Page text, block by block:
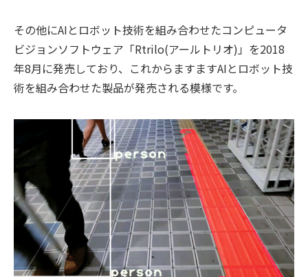
その他にAIとロボット技術を組み合わせたコンピュータ
ビジョンソフトウェア「Rtrilo(アールトリオ)」を2018
年8月に発売しており、これからますますAIとロボット技
術を組み合わせた製品が発売される模様です。